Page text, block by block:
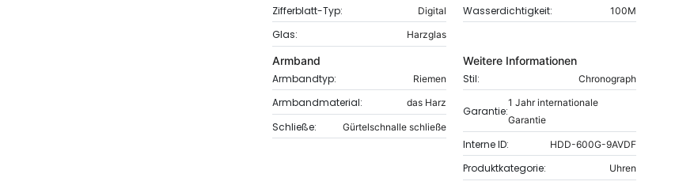
Zifferblatt-Typ:
Digital
Glas: Harzglas
Wasserdichtigkeit:
100M
Armband
Armbandtyp:
Riemen
Armbandmaterial: das Harz
Schließe: Gürtelschnalle schließe
Weitere Informationen
Stil:
Chronograph
Garantie:
1 Jahr internationale
Garantie
Interne ID: HDD-600G-9AVDF
Produktkategorie: Uhren